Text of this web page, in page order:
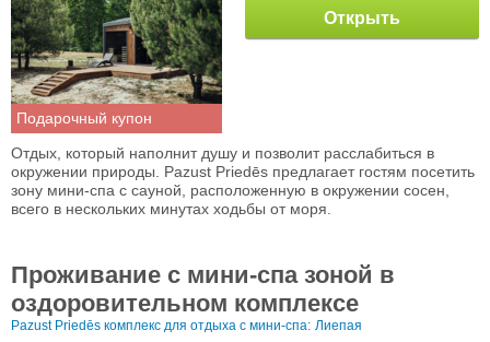
Подарочный купон
Открыть
Отдых, который наполнит душу и позволит расслабиться в
окружении природы. Pazust Priedēs предлагает гостям посетить
зону мини-спа с сауной, расположенную в окружении сосен,
всего в нескольких минутах ходьбы от моря.
Проживание с мини-спа зоной в
оздоровительном комплексе
Pazust Priedēs комплекс для отдыха с мини-спа: Лиепая